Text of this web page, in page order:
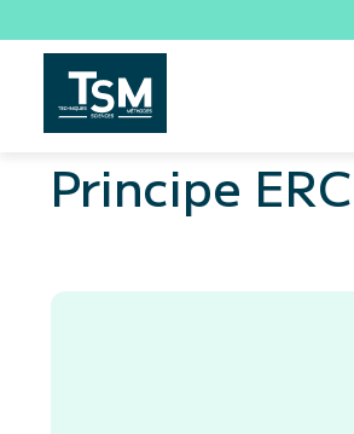
Principe ERC